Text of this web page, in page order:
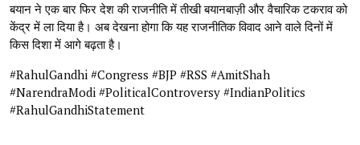
बयान ने एक बार फिर देश की राजनीति में तीखी बयानबाज़ी और वैचारिक टकराव को
केंद्र में ला दिया है। अब देखना होगा कि यह राजनीतिक विवाद आने वाले दिनों में
किस दिशा में आगे बढ़ता है।
#RahulGandhi #Congress #BJP #RSS #AmitShah
#NarendraModi #PoliticalControversy #IndianPolitics
#RahulGandhiStatement